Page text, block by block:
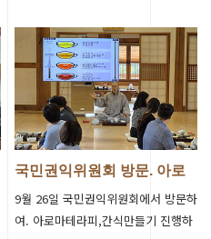
국민권익위원회 방문. 아로
9월 26일 국민권익위원회에서 방문하
여. 아로마테라피,간식만들기 진행하